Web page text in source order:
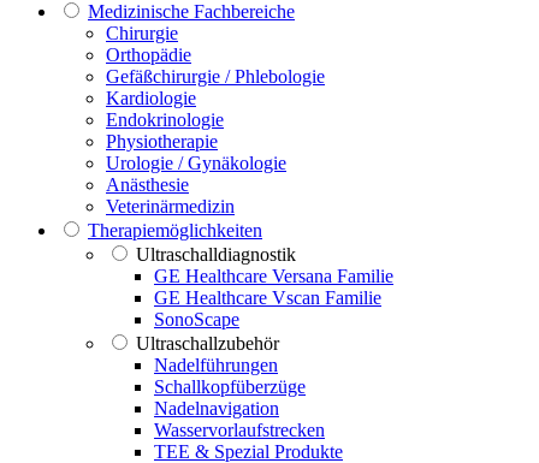
Medizinische Fachbereiche
Chirurgie
Orthopädie
Gefäßchirurgie / Phlebologie
Kardiologie
Endokrinologie
Physiotherapie
Urologie / Gynäkologie
Anästhesie
Veterinärmedizin
Therapiemöglichkeiten
Ultraschalldiagnostik
GE Healthcare Versana Familie
GE Healthcare Vscan Familie
SonoScape
Ultraschallzubehör
Nadelführungen
Schallkopfüberzüge
Nadelnavigation
Wasservorlaufstrecken
TEE & Spezial Produkte